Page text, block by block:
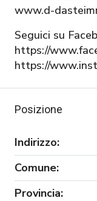
www.d-
Seguici su
https://
https://
Posizione
Indirizzo:
Comune:
Provincia: